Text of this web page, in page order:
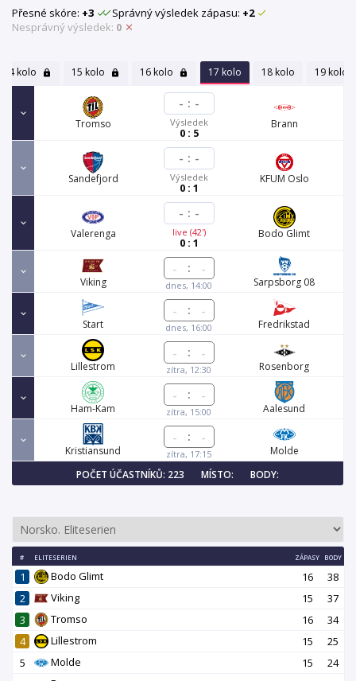
Přesné skóre: +3 Správný výsledek zápasu: +2
Nesprávný výsledek: 0
14 kolo 15 kolo 16 kolo 17 kolo 18 kolo 19 kolo
Tromso
- : -
Výsledek
0 : 5
Brann
Sandefjord
- : -
Výsledek
0 : 1
KFUM Oslo
Valerenga
- : -
live (42')
0 : 1
Bodo Glimt
Viking
:
dnes, 14:00 Sarpsborg 08
Start
:
dnes, 16:00 Fredrikstad
Lillestrom
:
zítra, 12:30 Rosenborg
Ham-Kam
:
zítra, 15:00 Aalesund
Kristiansund
:
zítra, 17:15
Molde
POČET ÚČASTNÍKŮ: 223
MÍSTO: BODY:
# ELITESERIEN ZÁPASY BODY
1 Bodo Glimt 16
38
2
Viking 15
37
3
Tromso 16
34
4
Lillestrom 15
25
5
Molde 15
24